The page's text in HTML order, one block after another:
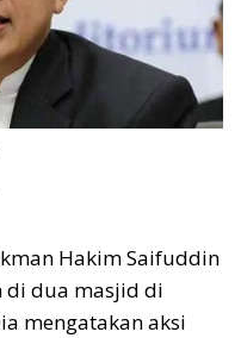
Hakim Saifuddin
di dua masjid di
mengatakan aksi